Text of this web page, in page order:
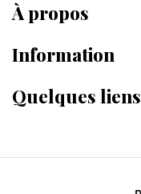
À propos
Information
Quelques liens